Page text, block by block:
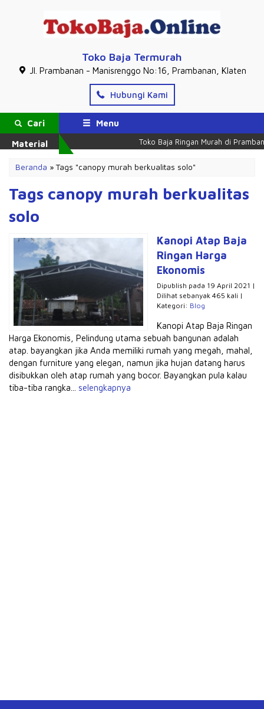
Toko Baja Termurah
Jl. Prambanan - Manisrenggo No:16, Prambanan, Klaten
Hubungi Kami
Cari
Material
Menu
Toko Baja Ringan Murah di
Beranda »Tags "canopy murah berkualitas solo"
Tags canopy murah berkualitas
solo
Kanopi Atap Baja
Ringan Harga
Ekonomis
Dipublish pada 19 April 2021 |
Dilihat sebanyak 465 kali |
Kategori: Blog
Kanopi Atap Baja Ringan
Harga Ekonomis, Pelindung utama sebuah bangunan adalah
atap. bayangkan jika Anda memiliki rumah yang megah, mahal,
dengan furniture yang elegan, namun jika hujan datang harus
disibukkan oleh atap rumah yang bocor. Bayangkan pula kalau
tiba-tiba rangka... selengkapnya